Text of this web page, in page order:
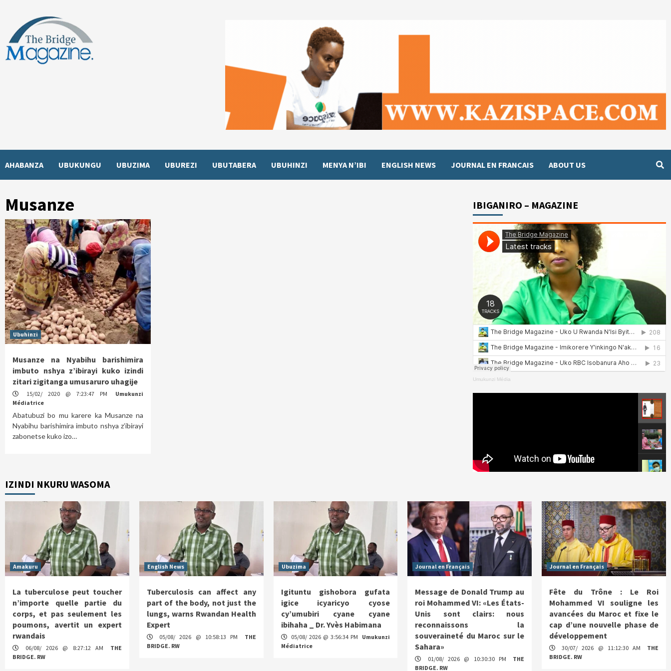
content
AHABANZA UBUKUNGU UBUZIMA UBUREZI UBUTABERA UBUHINZI MENYA N’IBI ENGLISH NEWS JOURNAL EN FRANCAIS ABOUT US
Musanze
Ubuhinzi
Musanze na Nyabihu barishimira
imbuto nshya z’ibirayi kuko izindi
zitari zigitanga umusaruro uhagije
15/02/ 2020 @ 7:23:47 PM
Umukunzi
Médiatrice
Abatubuzi bo mu karere ka Musanze na
Nyabihu barishimira imbuto nshya z’ibirayi
zabonetse kuko izo…
IBIGANIRO – MAGAZINE
Umukunzi Média
IZINDI NKURU WASOMA
Amakuru
La tuberculose peut toucher
n’importe quelle partie du
corps, et pas seulement les
poumons, avertit un expert
rwandais
06/08/ 2026 @ 8:27:12 AM
THE
BRIDGE. RW
English News
Tuberculosis can affect any
part of the body, not just the
lungs, warns Rwandan Health
Expert
05/08/ 2026 @ 10:58:13 PM
THE
BRIDGE. RW
Ubuzima
Igituntu gishobora gufata
igice icyaricyo cyose
cy’umubiri cyane cyane
ibihaha _ Dr. Yvès Habimana
05/08/ 2026 @ 3:56:34 PM
Umukunzi
Médiatrice
Journal en Français
Message de Donald Trump au
roi Mohammed VI: «Les États-
Unis sont clairs: nous
reconnaissons la
souveraineté du Maroc sur le
Sahara»
01/08/ 2026 @ 10:30:30 PM
THE
BRIDGE. RW
Journal en Français
Fête du Trône : Le Roi
Mohammed VI souligne les
avancées du Maroc et fixe le
cap d’une nouvelle phase de
développement
30/07/ 2026 @ 11:12:30 AM
THE
BRIDGE. RW